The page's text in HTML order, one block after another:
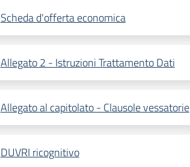
Scheda d'offerta economica
Allegato 2 - Istruzioni Trattamento Dati
Allegato al capitolato - Clausole vessatorie
DUVRI ricognitivo